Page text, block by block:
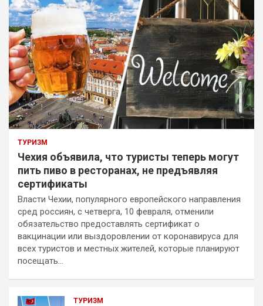
ТУРИЗМ
Чехия объявила, что туристы теперь могут
пить пиво в ресторанах, не предъявляя
сертификаты
Власти Чехии, популярного европейского направления
сред россиян, с четверга, 10 февраля, отменили
обязательство предоставлять сертификат о
вакцинации или выздоровлении от коронавируса для
всех туристов и местных жителей, которые планируют
посещать…
ТУРИЗМ